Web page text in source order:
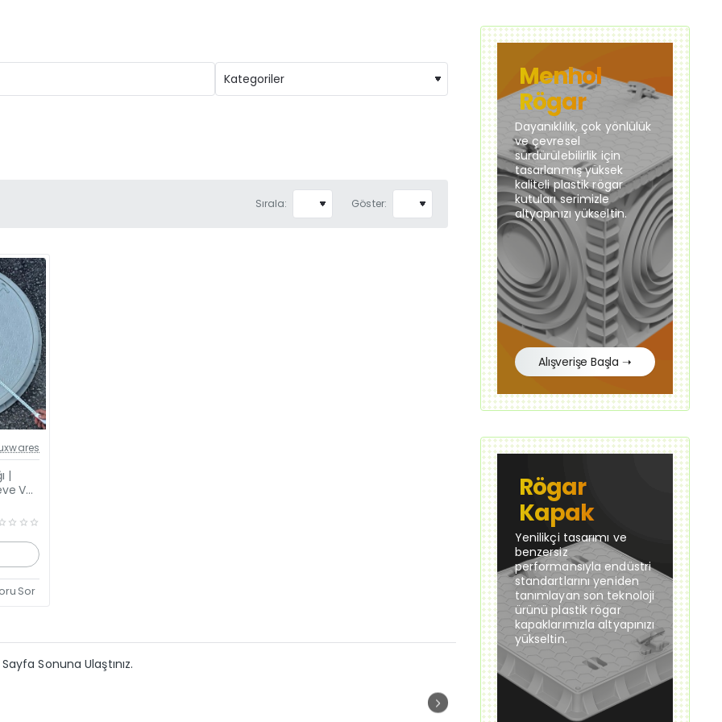
Sırala: Göster:
Ürün
|
Ve
Sor
Sayfa Sonuna Ulaştınız.
Menhol
Rögar
Dayanıklılık, çok yönlülük
ve çevresel
sürdürülebilirlik için
tasarlanmış yüksek
kaliteli plastik rögar
kutuları serimizle
altyapınızı yükseltin.
Alışverişe Başla ➝
Rögar
Kapak
Yenilikçi tasarımı ve
benzersiz
performansıyla endüstri
standartlarını yeniden
tanımlayan son teknoloji
ürünü plastik rögar
kapaklarımızla altyapınızı
yükseltin.